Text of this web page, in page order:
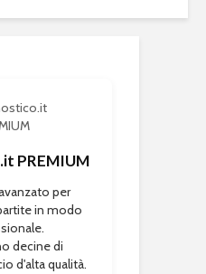
PREMIUM
per
in modo
decine di
d'alta qualità.